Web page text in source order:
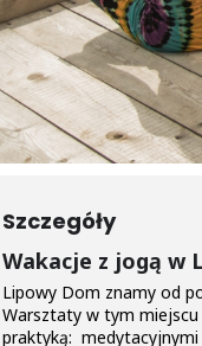
Szczegóły
Wakacje z jogą w
Lipowy Dom znamy od
Warsztaty w tym miejscu
praktyką: medytacyjnymi